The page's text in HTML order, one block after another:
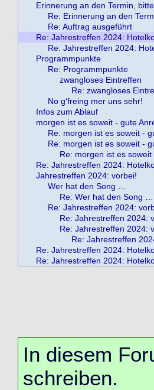
Erinnerung an den Termin,
Re: Erinnerung an den
Re: Auftrag ausgeführt
Re: Jahrestreffen 2024:
Re: Jahrestreffen 2024:
Programmpunkte
Re: Programmpunkte
zwangloses Eintreffen
Re: zwangloses
No g‘freing mer uns sehr!
Infos zum Ablauf
morgen ist es soweit - gute
Re: morgen ist es soweit -
Re: morgen ist es soweit -
Re: morgen ist es
Re: Jahrestreffen 2024:
Jahrestreffen 2024: vorbei!
Wer hat den Song …
Re: Wer hat den Song …
Re: Jahrestreffen 2024:
Re: Jahrestreffen 2024:
Re: Jahrestreffen 2024:
Re: Jahrestreffen
Re: Jahrestreffen 2024:
Re: Jahrestreffen 2024:
In diesem
schreiben.